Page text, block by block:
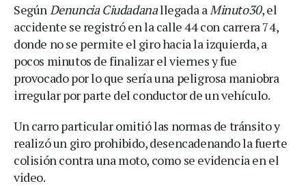
SegúnDenuncia Ciudadanallegada aMinuto30, el
accidente se registró en la calle 44 con carrera 74,
donde no se permite el giro hacia la izquierda, a
pocos minutos de finalizar el viernes y fue
provocado por lo que sería una peligrosa maniobra
irregular por parte del conductor de un vehículo.
Un carro particular omitió las normas de tránsito y
realizó un giro prohibido, desencadenando la fuerte
colisión contra una moto, como se evidencia en el
video.